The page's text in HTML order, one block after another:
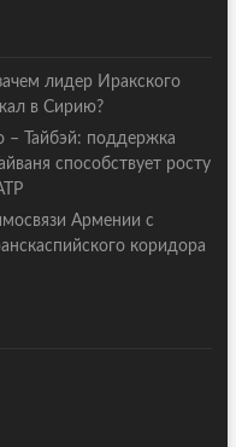
лидер Иракского
в Сирию?
– Тайбэй: поддержка
способствует росту
Армении с
коридора